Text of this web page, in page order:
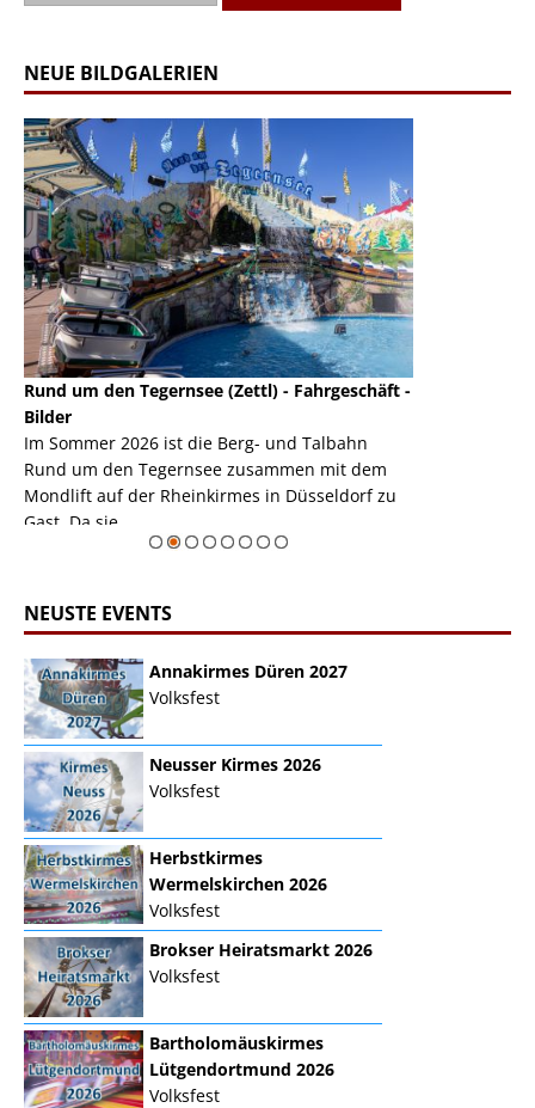
NEUE BILDGALERIEN
Rund um den Tegernsee (Zettl) - Fahrgeschäft -
Bilder
Im Sommer 2026 ist die Berg- und Talbahn
Rund um den Tegernsee zusammen mit dem
Mondlift auf der Rheinkirmes in Düsseldorf zu
Gast. Da sie ...
NEUSTE EVENTS
Annakirmes Düren 2027
Volksfest
Neusser Kirmes 2026
Volksfest
Herbstkirmes
Wermelskirchen 2026
Volksfest
Brokser Heiratsmarkt 2026
Volksfest
Bartholomäuskirmes
Lütgendortmund 2026
Volksfest